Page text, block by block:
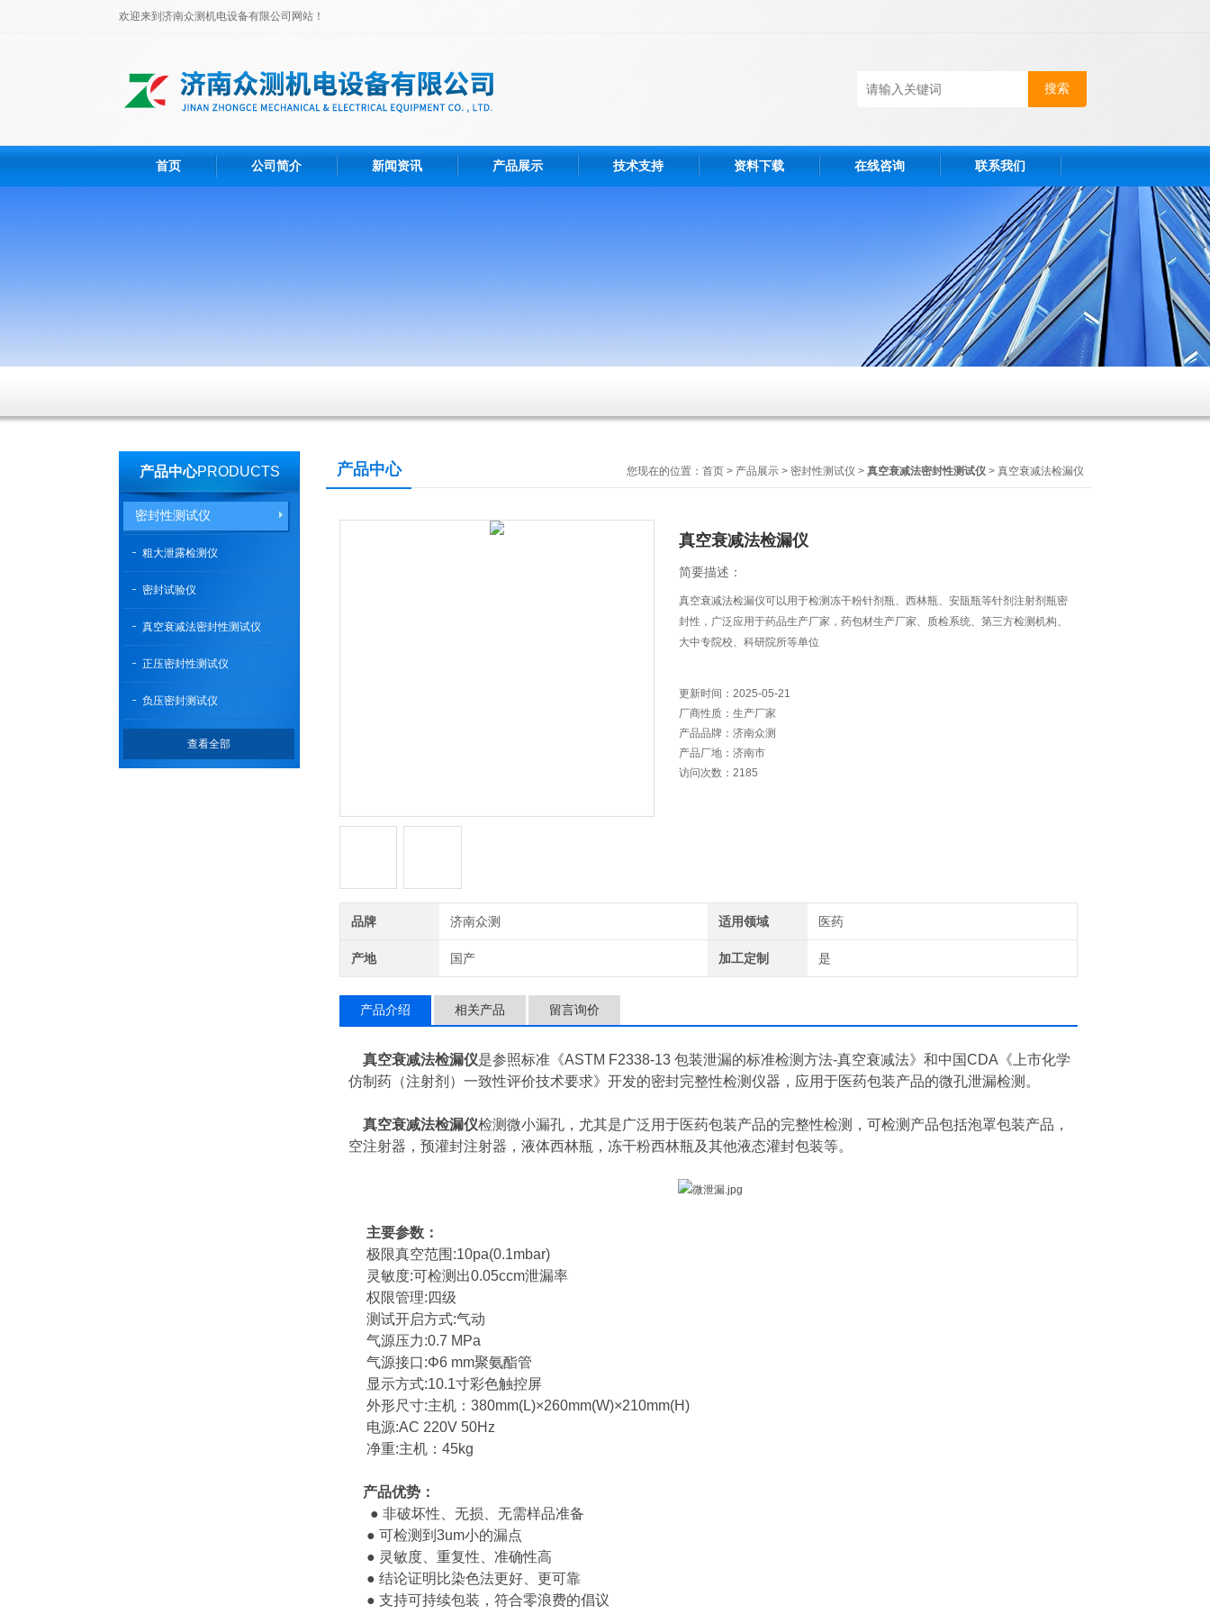
欢迎来到济南众测机电设备有限公司网站！
首页 公司简介 新闻资讯 产品展示 技术支持 资料下载 在线咨询 联系我们
产品中心PRODUCTS
密封性测试仪
粗大泄露检测仪
密封试验仪
真空衰减法密封性测试仪
正压密封性测试仪
负压密封测试仪
查看全部
产品中心 您现在的位置： 首页 > 产品展示 > 密封性测试仪 > 真空衰减法密封性测试仪 > 真空衰减法检漏仪
真空衰减法检漏仪
简要描述：
真空衰减法检漏仪可以用于检测冻干粉针剂瓶、西林瓶、安瓿瓶等针剂注射剂瓶密
封性，广泛应用于药品生产厂家，药包材生产厂家、质检系统、第三方检测机构、
大中专院校、科研院所等单位
更新时间： 2025-05-21
厂商性质： 生产厂家
产品品牌： 济南众测
产品厂地： 济南市
访问次数： 2185
品牌 济南众测 适用领域 医药
产地 国产 加工定制 是
产品介绍 相关产品 留言询价
真空衰减法检漏仪是参照标准《ASTM F2338-13 包装泄漏的标准检测方法-真空衰减法》和中国CDA《上市化学
仿制药（注射剂）一致性评价技术要求》开发的密封完整性检测仪器，应用于医药包装产品的微孔泄漏检测。
真空衰减法检漏仪检测微小漏孔，尤其是广泛用于医药包装产品的完整性检测，可检测产品包括泡罩包装产品，
空注射器，预灌封注射器，液体西林瓶，冻干粉西林瓶及其他液态灌封包装等。
主要参数：
极限真空范围:10pa(0.1mbar)
灵敏度:可检测出0.05ccm泄漏率
权限管理:四级
测试开启方式:气动
气源压力:0.7 MPa
气源接口:Φ6 mm聚氨酯管
显示方式:10.1寸彩色触控屏
外形尺寸:主机：380mm(L)×260mm(W)×210mm(H)
电源:AC 220V 50Hz
净重:主机：45kg
产品优势：
● 非破坏性、无损、无需样品准备
● 可检测到3um小的漏点
● 灵敏度、重复性、准确性高
● 结论证明比染色法更好、更可靠
● 支持可持续包装，符合零浪费的倡议